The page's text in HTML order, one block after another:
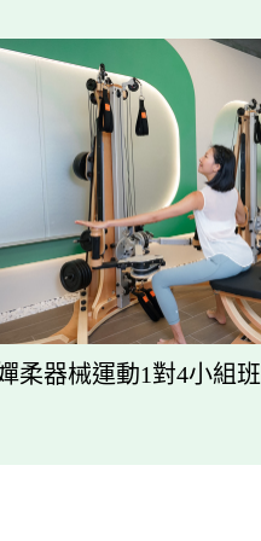
柔器械運動1對4小組班